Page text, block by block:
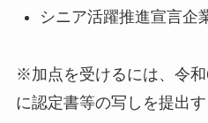
シニア活躍推進宣言企
※加点を受けるには、令
に認定書等の写しを提出す